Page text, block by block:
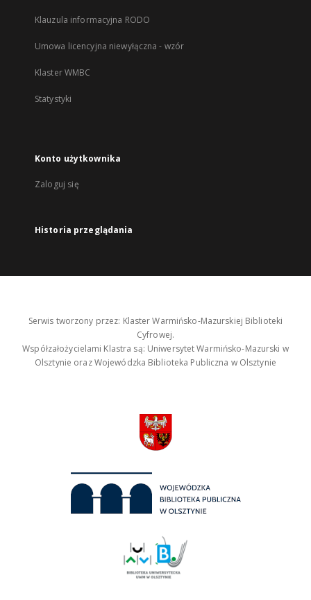
Klauzula informacyjna RODO
Umowa licencyjna niewyłączna - wzór
Klaster WMBC
Statystyki
Konto użytkownika
Zaloguj się
Historia przeglądania
Serwis tworzony przez: Klaster Warmińsko-Mazurskiej Biblioteki
Cyfrowej.
Współzałożycielami Klastra są: Uniwersytet Warmińsko-Mazurski w
Olsztynie oraz Wojewódzka Biblioteka Publiczna w Olsztynie